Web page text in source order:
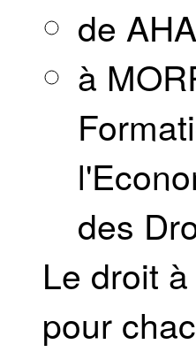
de
à
des
Le droit
pour